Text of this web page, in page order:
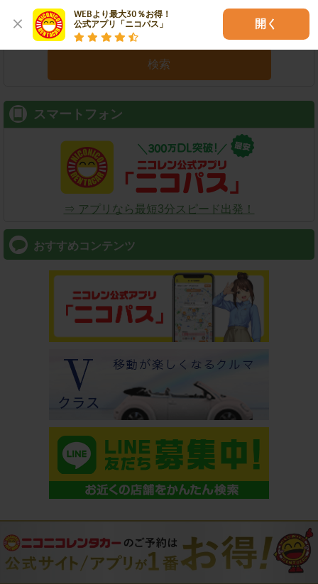
WEBより最大30％お得！
公式アプリ「ニコパス」
開く
検索
スマートフォン
⇒ アプリなら最短3分スピード出発！
おすすめコンテンツ